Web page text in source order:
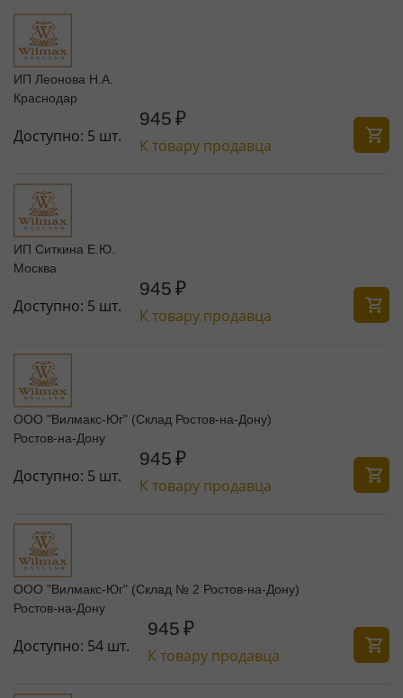
ИП Леонова Н.А.
Краснодар
Доступно: 5 шт.
945 ₽
К товару продавца
ИП Ситкина Е.Ю.
Москва
Доступно: 5 шт.
945 ₽
К товару продавца
ООО "Вилмакс-Юг" (Склад Ростов-на-Дону)
Ростов-на-Дону
Доступно: 5 шт.
945 ₽
К товару продавца
ООО "Вилмакс-Юг" (Склад № 2 Ростов-на-Дону)
Ростов-на-Дону
Доступно: 54 шт.
945 ₽
К товару продавца